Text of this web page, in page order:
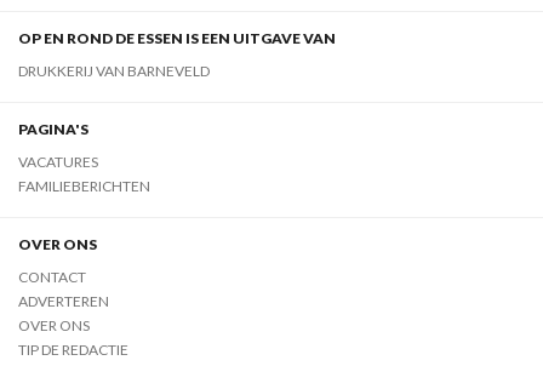
OP EN ROND DE ESSEN IS EEN UITGAVE VAN
DRUKKERIJ VAN BARNEVELD
PAGINA'S
VACATURES
FAMILIEBERICHTEN
OVER ONS
CONTACT
ADVERTEREN
OVER ONS
TIP DE REDACTIE